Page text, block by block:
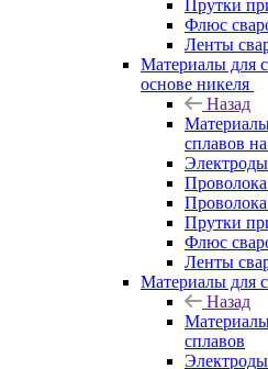
Прутки
Флюс
Ленты
Материалы для
основе никеля
Назад
сплавов
Прутки
Флюс
Ленты
Материалы для
Назад
сплавов